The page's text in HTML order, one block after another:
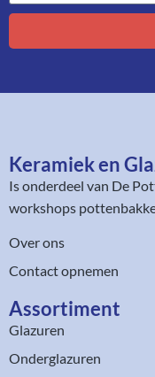
Keramiek en
Is onderdeel van De
workshops
Over ons
Contact opnemen
Assortiment​
Glazuren
Onderglazuren